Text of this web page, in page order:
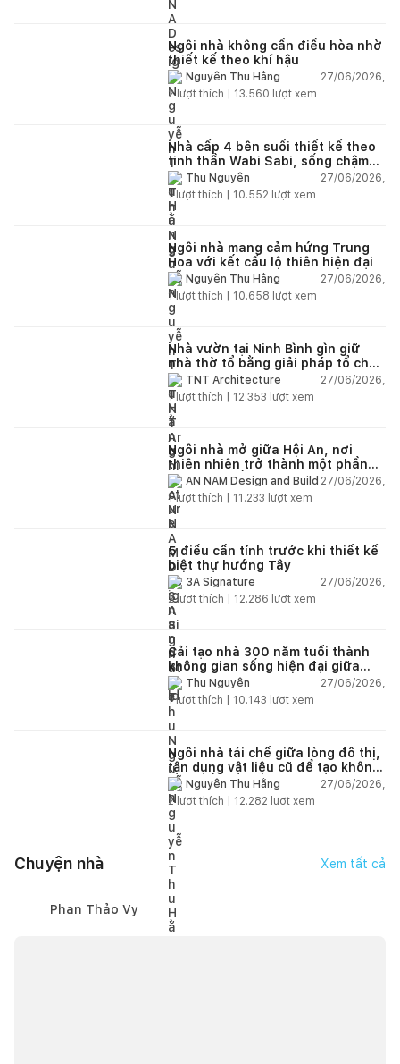
Ngôi nhà không cần điều hòa nhờ
thiết kế theo khí hậu
Nguyễn Thu Hằng
27/06/2026,
2lượt thích | 13.560 lượt xem
Nhà cấp 4 bên suối thiết kế theo
tinh thần Wabi Sabi, sống chậm
giữa thiên nhiên
Thu Nguyễn
27/06/2026,
1lượt thích | 10.552 lượt xem
Ngôi nhà mang cảm hứng Trung
Hoa với kết cấu lộ thiên hiện đại
Nguyễn Thu Hằng
27/06/2026,
1lượt thích | 10.658 lượt xem
Nhà vườn tại Ninh Bình gìn giữ
nhà thờ tổ bằng giải pháp tổ chức
lại không gian
TNT Architecture
27/06/2026,
1lượt thích | 12.353 lượt xem
Ngôi nhà mở giữa Hội An, nơi
thiên nhiên trở thành một phần
của cuộc sống
AN NAM Design and Build 27/06/2026,
1lượt thích | 11.233 lượt xem
5 điều cần tính trước khi thiết kế
biệt thự hướng Tây
3A Signature
27/06/2026,
2lượt thích | 12.286 lượt xem
Cải tạo nhà 300 năm tuổi thành
không gian sống hiện đại giữa
thiên nhiên
Thu Nguyễn
27/06/2026,
1lượt thích | 10.143 lượt xem
Ngôi nhà tái chế giữa lòng đô thị,
tận dụng vật liệu cũ để tạo không
gian sống linh hoạt
Nguyễn Thu Hằng
27/06/2026,
2lượt thích | 12.282 lượt xem
Chuyện nhà Xem tất cả
Phan Thảo Vy